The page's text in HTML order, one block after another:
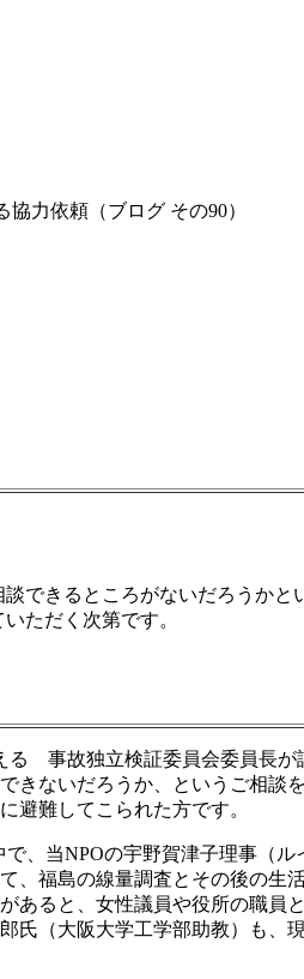
力依頼（ブログ その90）
できるところがないだろうかと
ただく次第です。
る 事故独立検証委員会委員長が
きないだろうか、というご相談
避難してこられた方です。
、当NPOの宇野賀津子理事（ル
、福島の線量調査とその後の生
ると、女性議員や役所の職員
氏（大阪大学工学部助教）も、